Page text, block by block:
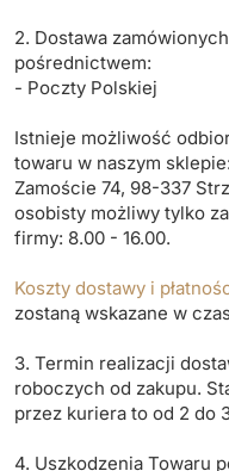
2. Dostawa
pośrednictwem:
- Poczty Polskiej
Istnieje możliwość
towaru w naszym
Zamoście 74, 98-337
osobisty możliwy tylko
firmy: 8.00 - 16.00.
Koszty dostawy i
zostaną wskazane w
3. Termin realizacji
roboczych od zakupu.
przez kuriera to od 2 do
4. Uszkodzenia Towaru